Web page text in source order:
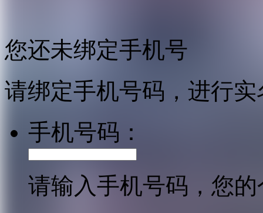
您还未绑定手机号
请绑定手机号码，进行
手机号码：
请输入手机号码，您